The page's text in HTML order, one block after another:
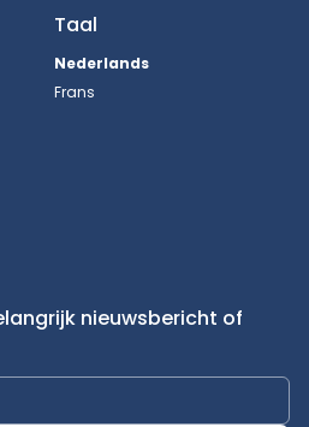
Taal
Nederlands
Frans
nieuwsbericht of